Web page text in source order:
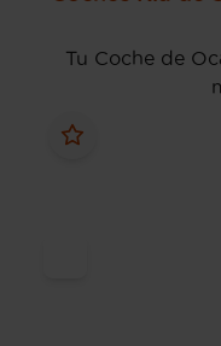
Tu Coche de